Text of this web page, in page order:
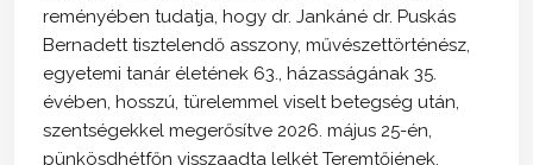
reményében tudatja, hogy dr. Jankáné dr. Puskás
Bernadett tisztelendő asszony, művészettörténész,
egyetemi tanár életének 63., házasságának 35.
évében, hosszú, türelemmel viselt betegség után,
szentségekkel megerősítve 2026. május 25-én,
pünkösdhétfőn visszaadta lelkét Teremtőjének.